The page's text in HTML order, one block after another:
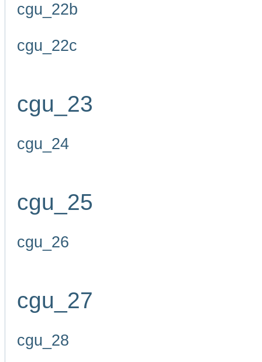
cgu_22b
cgu_22c
cgu_23
cgu_24
cgu_25
cgu_26
cgu_27
cgu_28